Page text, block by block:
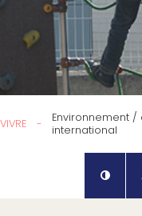
VIVRE -
Environnement
international